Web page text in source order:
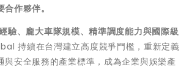
作夥伴。
驗、龐大車隊規模、精準調度能力與國際級
持續在台灣建立高度競爭門檻，重新定義
與安全服務的產業標準，成為企業與娛樂產